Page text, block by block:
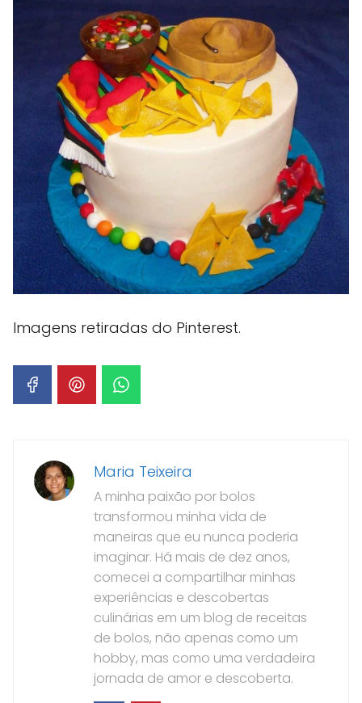
Imagens retiradas do Pinterest.
Maria Teixeira
A minha paixão por bolos
transformou minha vida de
maneiras que eu nunca poderia
imaginar. Há mais de dez anos,
comecei a compartilhar minhas
experiências e descobertas
culinárias em um blog de receitas
de bolos, não apenas como um
hobby, mas como uma verdadeira
jornada de amor e descoberta.